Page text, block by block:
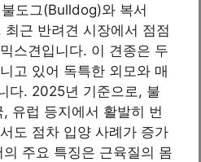
도그(Bulldog)와 복서
근 반려견 시장에서 점점
스견입니다. 이 견종은 두
고 있어 독특한 외모와 매
다. 2025년 기준으로, 불
유럽 등지에서 활발히 번
도 점차 입양 사례가 증가
주요 특징은 근육질의 몸